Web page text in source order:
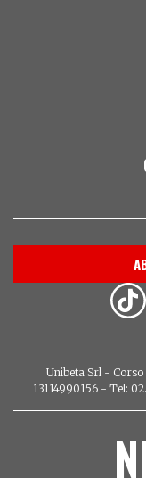
Unibeta Srl -
13114990156 - Tel: